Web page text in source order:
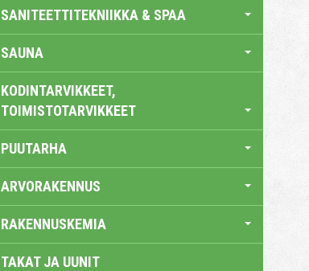
SANITEETTITEKNIIKKA & SPAA
SAUNA
KODINTARVIKKEET,
TOIMISTOTARVIKKEET
PUUTARHA
ARVORAKENNUS
RAKENNUSKEMIA
TAKAT JA UUNIT